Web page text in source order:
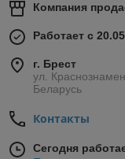
Компания
Работает с
г. Брест
ул.
Беларусь
Контакты
Сегодня